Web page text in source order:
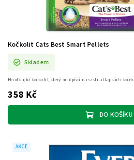
Kočkolit Cats Best Smart Pellets
Skladem
358 Kč
DO KOŠÍKU
Hrudkující kočkolit, který neulpívá na srsti a tlapkách koček
AKCE